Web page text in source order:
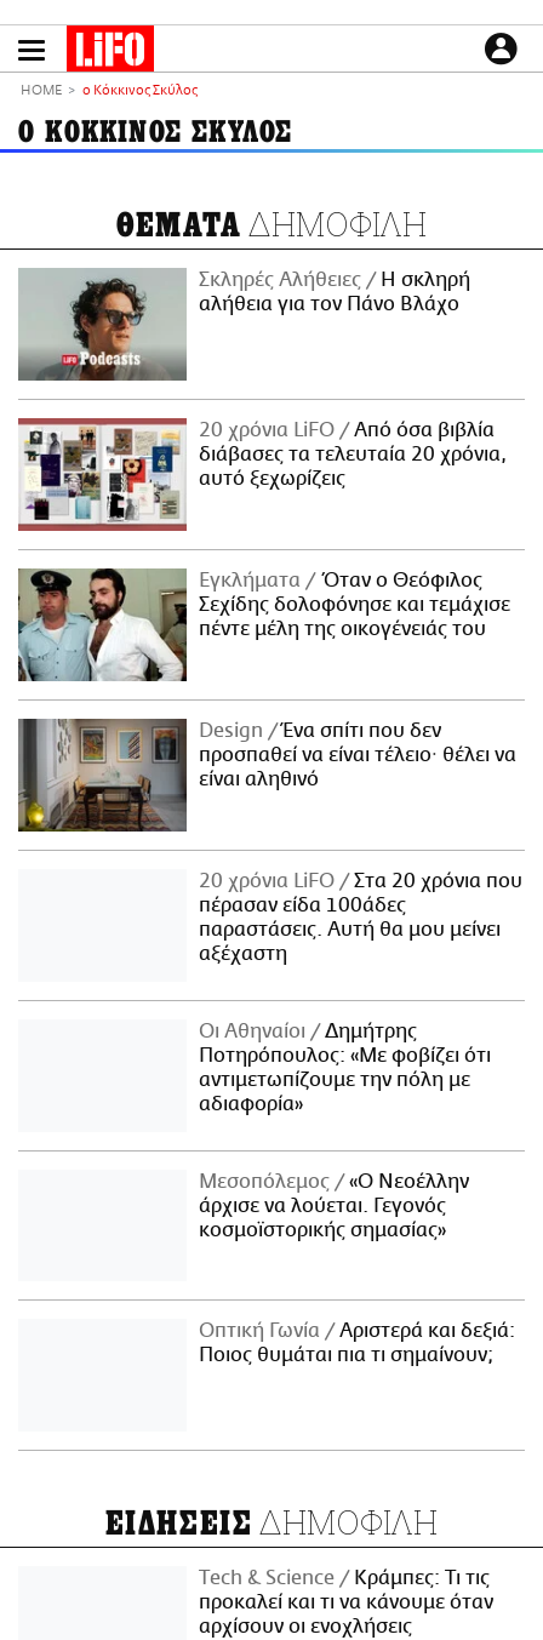
το
LIFO SHOP
NEWSLETTER
ΜΙΚΡΟΠΡΑΓΜΑΤΑ
THE GOOD LIFO
LIFOLAND
CITY GUIDE
ΑΜΠΑ
PRINT
ΕΙΔΗΣΕΙΣ
CULTURE
PODCASTS
Plus
HOME ο Κόκκινος Σκύλος
Ο ΚΟΚΚΙΝΟΣ ΣΚΥΛΟΣ
ΘΕΜΑΤΑ ΔΗΜΟΦΙΛΗ
Σκληρές Αλήθειες
H σκληρή
αλήθεια για τον Πάνο Βλάχο
20 χρόνια LiFO
Από όσα βιβλία
διάβασες τα τελευταία 20 χρόνια,
αυτό ξεχωρίζεις
Εγκλήματα
Όταν ο Θεόφιλος
Σεχίδης δολοφόνησε και τεμάχισε
πέντε μέλη της οικογένειάς του
Design
Ένα σπίτι που δεν
προσπαθεί να είναι τέλειο· θέλει να
είναι αληθινό
20 χρόνια LiFO
Στα 20 χρόνια που
πέρασαν είδα 100άδες
παραστάσεις. Αυτή θα μου μείνει
αξέχαστη
Οι Αθηναίοι
Δημήτρης
Ποτηρόπουλος: «Με φοβίζει ότι
αντιμετωπίζουμε την πόλη με
αδιαφορία»
Μεσοπόλεμος
«Ο Νεοέλλην
άρχισε να λούεται. Γεγονός
κοσμοϊστορικής σημασίας»
Οπτική Γωνία
Αριστερά και δεξιά:
Ποιος θυμάται πια τι σημαίνουν;
ΕΙΔΗΣΕΙΣ ΔΗΜΟΦΙΛΗ
Τech & Science
Κράμπες: Τι τις
προκαλεί και τι να κάνουμε όταν
αρχίσουν οι ενοχλήσεις